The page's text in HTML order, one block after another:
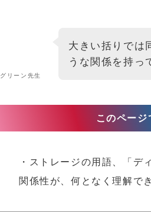
グリーン先生
大きい括りでは
うな関係を持っ
このペー
・ストレージの用語、「デ